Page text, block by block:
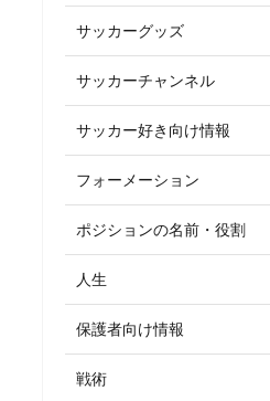
サッカーグッズ
サッカーチャンネル
サッカー好き向け情報
フォーメーション
ポジションの名前・役割
人生
保護者向け情報
戦術